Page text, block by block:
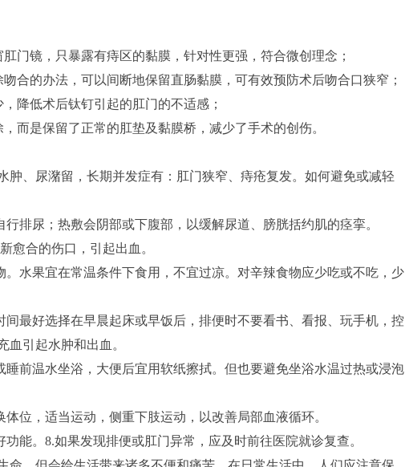
门镜，只暴露有痔区的黏膜，针对性更强，符合微创理念；
合的办法，可以间断地保留直肠黏膜，可有效预防术后吻合口狭窄；
降低术后钛钉引起的肛门的不适感；
而是保留了正常的肛垫及黏膜桥，减少了手术的创伤。
肿、尿潴留，长期并发症有：肛门狭窄、痔疮复发。如何避免或减轻
排尿；热敷会阴部或下腹部，以缓解尿道、膀胱括约肌的痉挛。
愈合的伤口，引起出血。
水果宜在常温条件下食用，不宜过凉。对辛辣食物应少吃或不吃，少
最好选择在早晨起床或早饭后，排便时不要看书、看报、玩手机，控
引起水肿和出血。
前温水坐浴，大便后宜用软纸擦拭。但也要避免坐浴水温过热或浸泡
位，适当运动，侧重下肢运动，以改善局部血液循环。
能。8.如果发现排便或肛门异常，应及时前往医院就诊复查。